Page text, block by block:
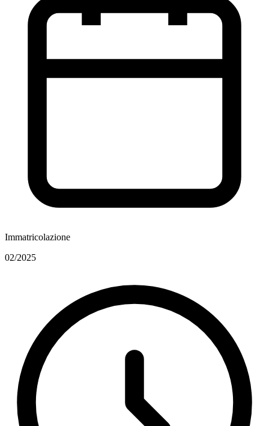
Immatricolazione
02/2025